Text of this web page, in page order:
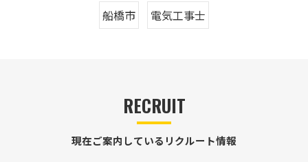
船橋市 電気工事士
RECRUIT
現在ご案内しているリクルート情報